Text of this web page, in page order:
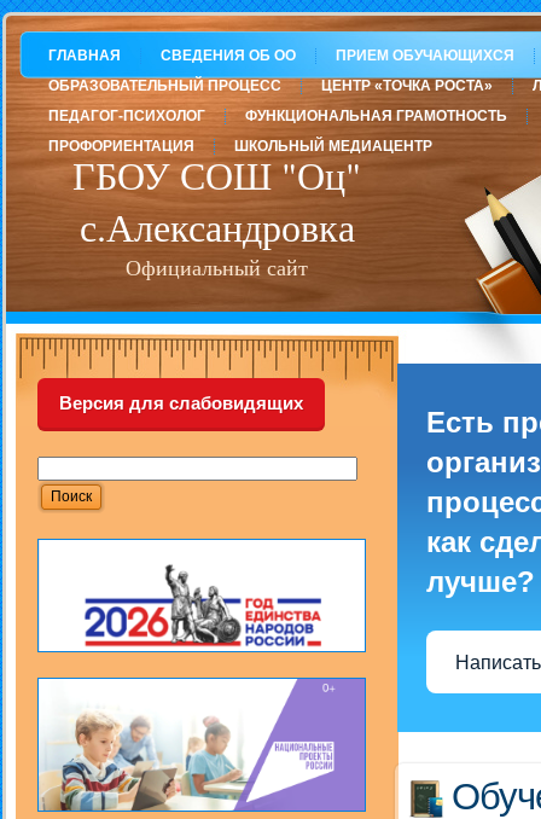
ГБОУ СОШ "Оц"
с.Александровка
Официальный сайт
ГЛАВНАЯ СВЕДЕНИЯ ОБ ОО
ПРИЕМ ОБУЧАЮЩИХСЯ
ОБРАЗОВАТЕЛЬНЫЙ ПРОЦЕСС
ЦЕНТР «ТОЧКА РОСТА»
ПЕДАГОГ-ПСИХОЛОГ
ФУНКЦИОНАЛЬНАЯ ГРАМОТНОСТЬ
ПРОФОРИЕНТАЦИЯ
ШКОЛЬНЫЙ МЕДИАЦЕНТР
Версия для слабовидящих
Есть
как
лучше?